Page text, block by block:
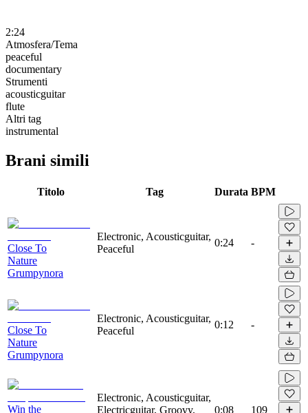
2:24
Atmosfera/Tema
peaceful
documentary
Strumenti
acousticguitar
flute
Altri tag
instrumental
Brani simili
Titolo Tag Durata BPM
Close To
Nature
Grumpynora
Electronic, Acousticguitar,
Peaceful
0:24 -
Close To
Nature
Grumpynora
Electronic, Acousticguitar,
Peaceful
0:12 -
Win the
Electronic, Acousticguitar,
Electricguitar, Groovy,
0:08 109